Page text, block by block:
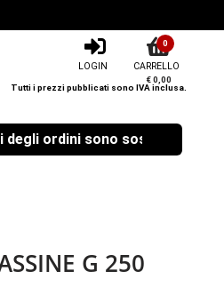
Tutti i prezzi pubblicati sono IVA inclusa.
LOGIN CARRELLO
0
€ 0,00
ordini sono sospese dal 08/
G 250